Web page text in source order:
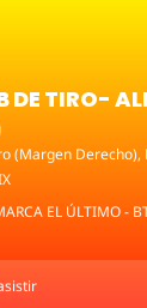
DE TIRO-
(Margen Derecho),
EL ÚLTIMO -